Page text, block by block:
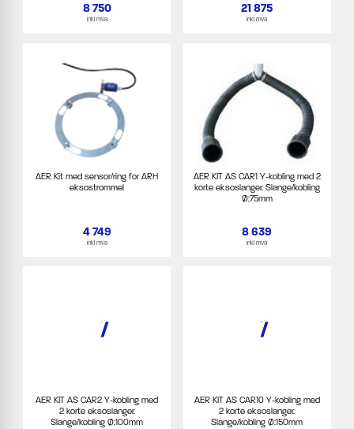
8 750
inkl mva
21 875
inkl mva
AER Kit med sensor/ring for ARH
eksostrommel
4 749
inkl mva
AER KIT AS CAR1 Y-kobling med 2
korte eksoslanger. Slange/kobling
Ø:75mm
8 639
inkl mva
AER KIT AS CAR2 Y-kobling med
2 korte eksoslanger.
Slange/kobling Ø:100mm
AER KIT AS CAR10 Y-kobling med
2 korte eksoslanger.
Slange/kobling Ø:150mm